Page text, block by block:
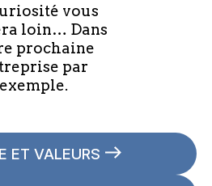
vous
loin… Dans
prochaine
par
exemple.
ET VALEURS